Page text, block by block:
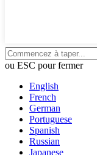
ou ESC pour fermer
English
French
German
Portuguese
Spanish
Russian
Japanese